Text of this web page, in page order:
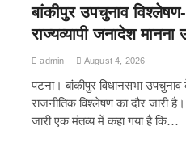
बांकीपुर उपचुनाव
राज्यव्यापी जनादेश मानना
admin August 4, 2026
पटना। बांकीपुर विधानसभा
राजनीतिक विश्लेषण का दौर जारी
जारी एक मंतव्य में कहा गया है कि…